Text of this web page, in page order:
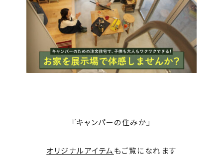
『キャンパーの住みか』
オリジナルアイテム もご覧になれます